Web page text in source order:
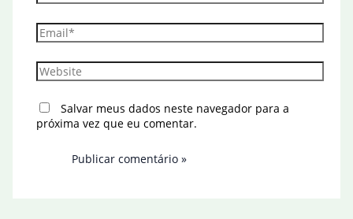
Email*
Website
Salvar meus dados neste navegador para a
próxima vez que eu comentar.